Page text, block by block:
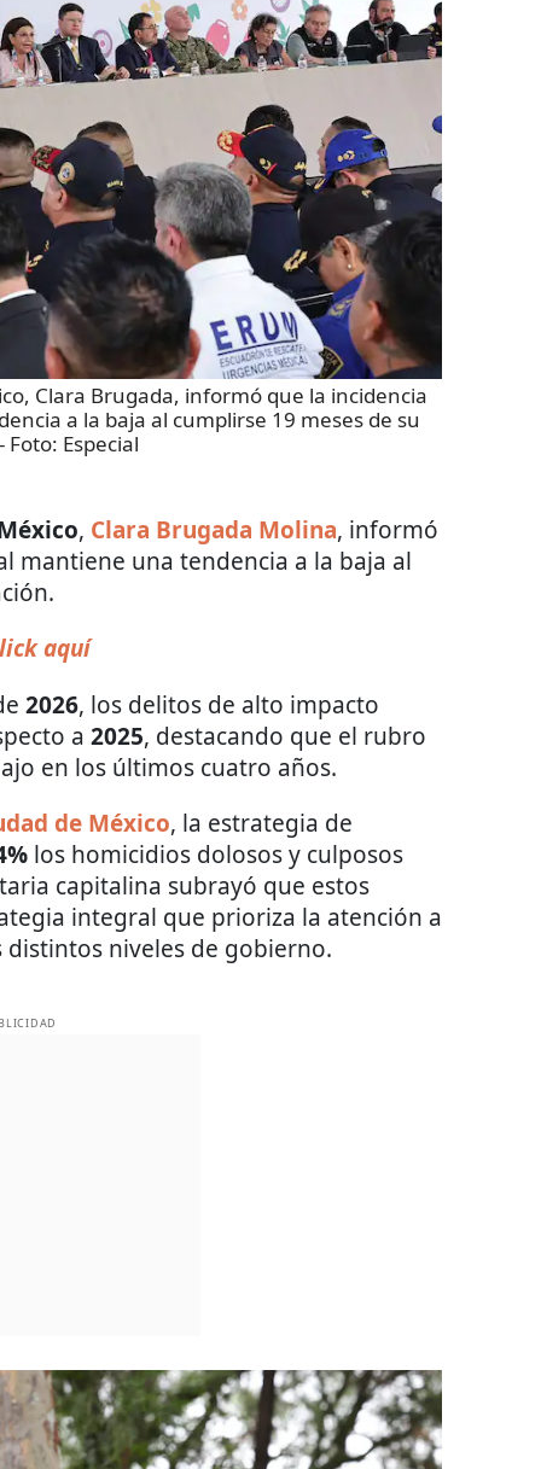
Clara Brugada, informó que la incidencia
a la baja al cumplirse 19 meses de su
Foto: Especial
, Clara Brugada Molina, informó
mantiene una tendencia a la baja al
aquí
2026, los delitos de alto impacto
a 2025, destacando que el rubro
en los últimos cuatro años.
de México, la estrategia de
los homicidios dolosos y culposos
capitalina subrayó que estos
integral que prioriza la atención a
distintos niveles de gobierno.